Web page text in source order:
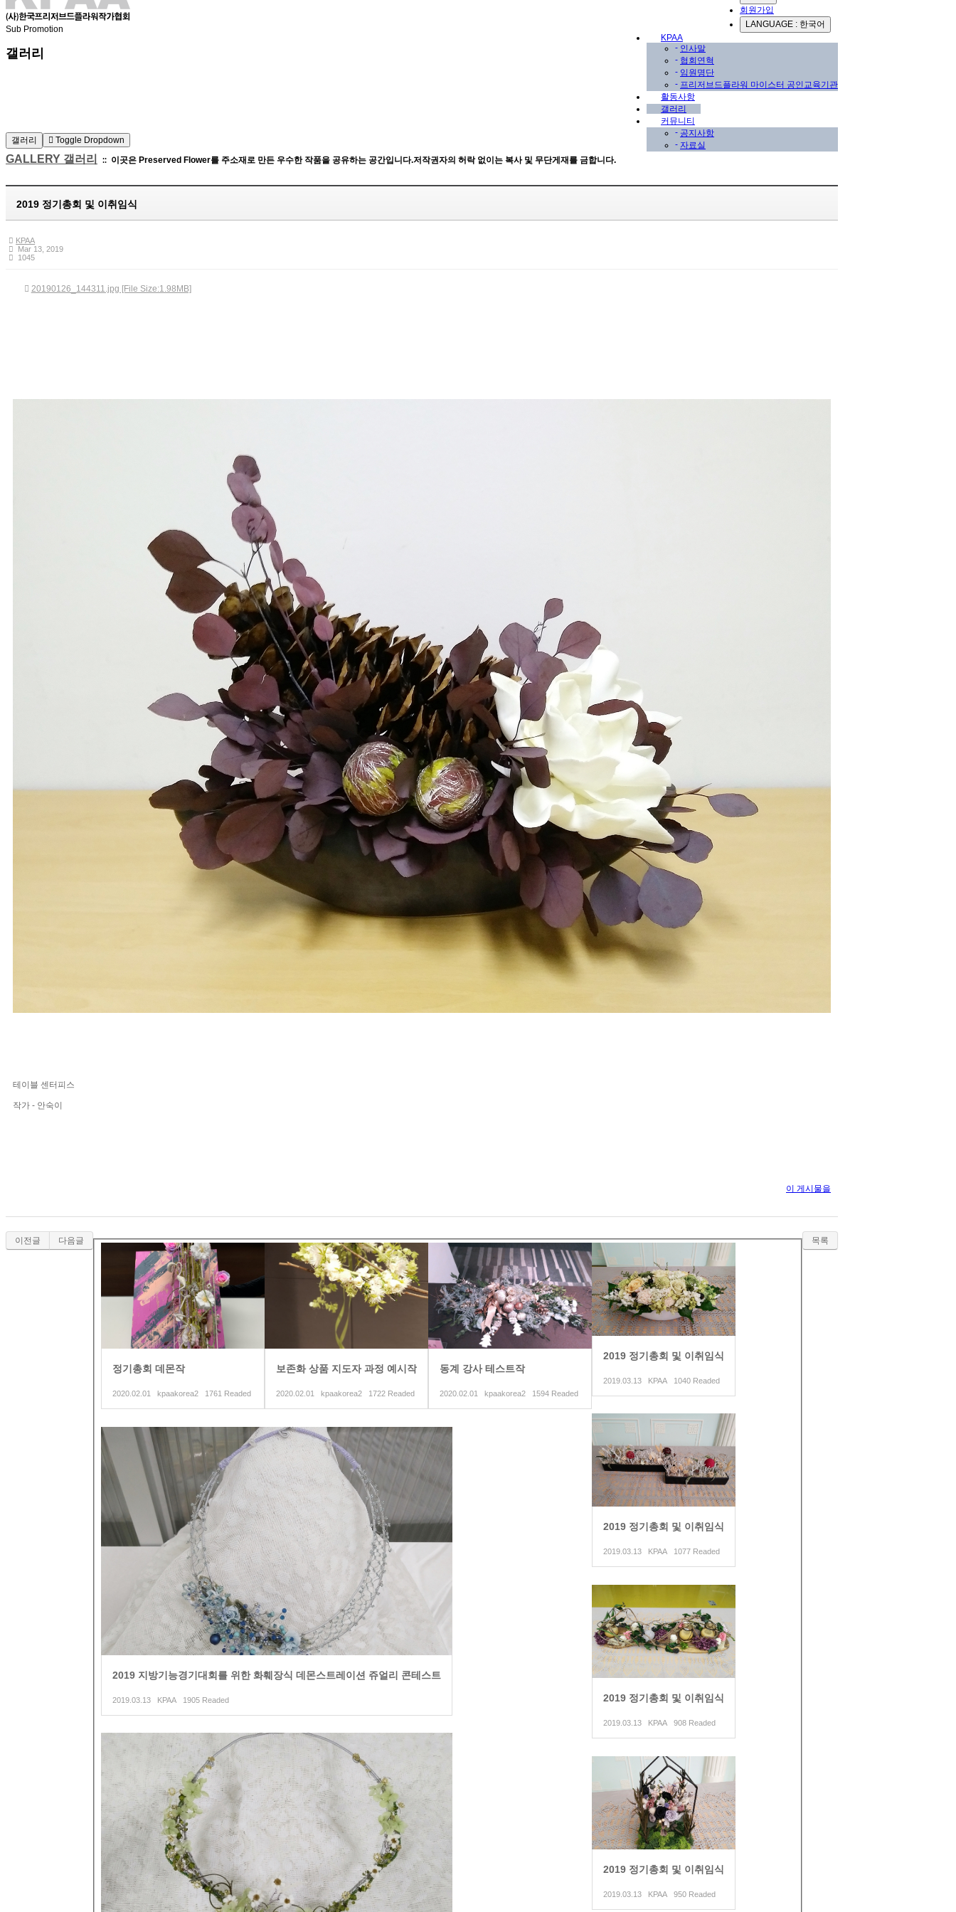
회원가입
LANGUAGE : 한국어
KPAA
- 인사말
- 협회연혁
- 임원명단
- 프리저브드플라워 마이스터 공인교육기관
활동사항
갤러리
커뮤니티
- 공지사항
- 자료실
Sub Promotion
갤러리
갤러리 Toggle Dropdown
GALLERY 갤러리 :: 이곳은 Preserved Flower를 주소재로 만든 우수한 작품을 공유하는 공간입니다.저작권자의 허락 없이는 복사 및 무단게재를 금합니다.
2019 정기총회 및 이취임식
KPAA
Mar 13, 2019
1045
20190126_144311.jpg [File Size:1.98MB]
테이블 센터피스
작가 - 안숙이
이 게시물을
이전글 다음글 목록
정기총회 데몬작
2020.02.01 kpaakorea2 1761 Readed
보존화 상품 지도자 과정 예시작
2020.02.01 kpaakorea2 1722 Readed
동계 강사 테스트작
2020.02.01 kpaakorea2 1594 Readed
2019 지방기능경기대회를 위한 화훼장식 데몬스트레이션 쥬얼리 콘테스트
2019.03.13 KPAA 1905 Readed
2019 정기총회 및 이취임식
2019.03.13 KPAA 1040 Readed
2019 정기총회 및 이취임식
2019.03.13 KPAA 1077 Readed
2019 정기총회 및 이취임식
2019.03.13 KPAA 908 Readed
2019 정기총회 및 이취임식
2019.03.13 KPAA 950 Readed